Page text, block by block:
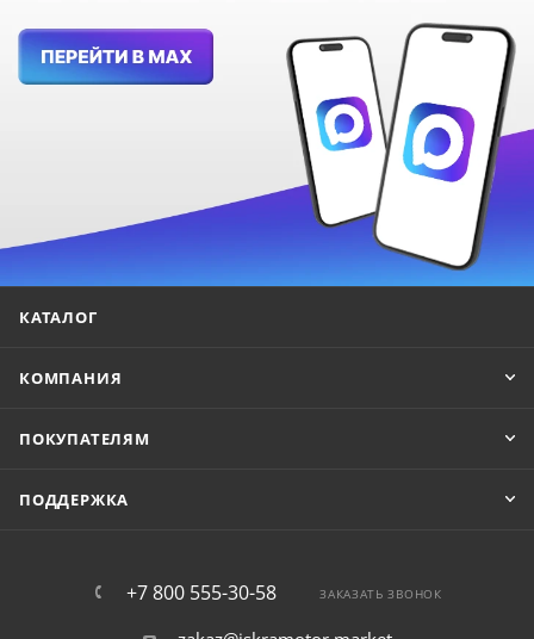
КАТАЛОГ
КОМПАНИЯ
ПОКУПАТЕЛЯМ
ПОДДЕРЖКА
+7 800 555-30-58 ЗАКАЗАТЬ ЗВОНОК